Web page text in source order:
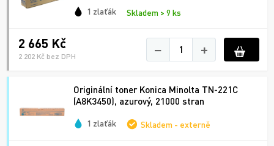
1 zlaťák Skladem > 9 ks
2 665 Kč
2 202 Kč bez DPH − +
Originální toner Konica Minolta TN-221C
(A8K3450), azurový, 21000 stran
1 zlaťák Skladem - externě